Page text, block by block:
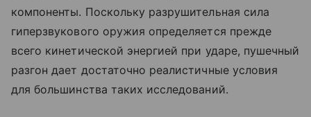
компоненты. Поскольку разрушительная сила
гиперзвукового оружия определяется прежде
всего кинетической энергией при ударе, пушечный
разгон дает достаточно реалистичные условия
для большинства таких исследований.